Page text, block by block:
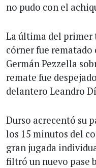
no pudo con el
La última del primer
córner fue
Germán Pezzella
remate fue
delantero Leandro
Durso acrecentó su
los 15 minutos del
gran jugada
filtró un nuevo pase